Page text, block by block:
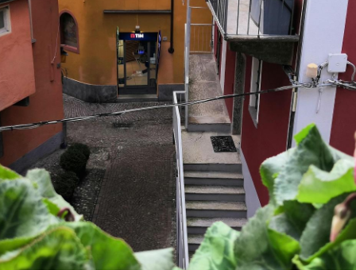
Comment se rendre
Office du tourisme
Météo
Besoin d'aide?
Accédez au site officiel